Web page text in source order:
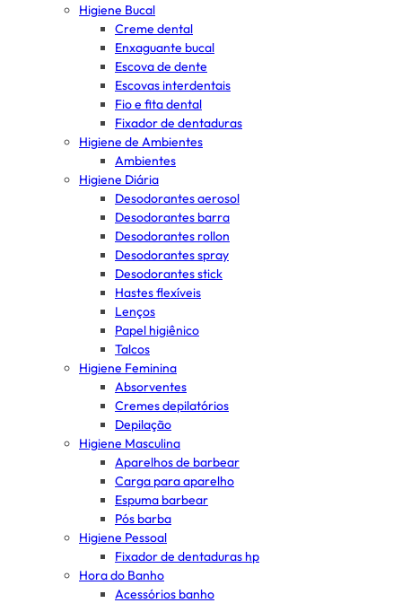
Higiene Bucal
Creme dental
Enxaguante bucal
Escova de dente
Escovas interdentais
Fio e fita dental
Fixador de dentaduras
Higiene de Ambientes
Ambientes
Higiene Diária
Desodorantes aerosol
Desodorantes barra
Desodorantes rollon
Desodorantes spray
Desodorantes stick
Hastes flexíveis
Lenços
Papel higiênico
Talcos
Higiene Feminina
Absorventes
Cremes depilatórios
Depilação
Higiene Masculina
Aparelhos de barbear
Carga para aparelho
Espuma barbear
Pós barba
Higiene Pessoal
Fixador de dentaduras hp
Hora do Banho
Acessórios banho